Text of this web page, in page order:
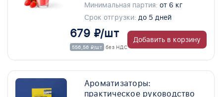
Минимальная партия: от 6 кг
Срок отгрузки: до 5 дней
679 ₽/шт
556,56 ₽/шт без НДС
Добавить в корзину
Ароматизаторы:
практическое руководство